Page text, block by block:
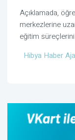
Açıklamada,
merkezlerine
eğitim
Hibya Haber